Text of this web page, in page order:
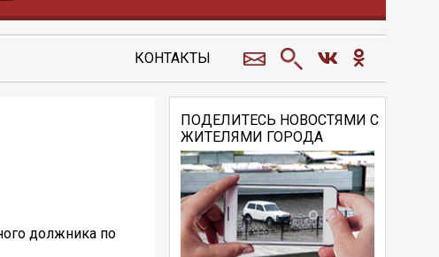
КОНТАКТЫ
должника по
ПОДЕЛИТЕСЬ НОВОСТЯМИ С
ЖИТЕЛЯМИ ГОРОДА